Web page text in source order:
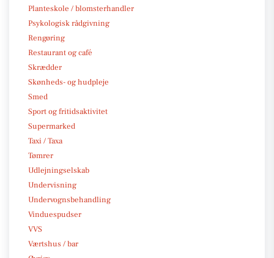
Planteskole / blomsterhandler
Psykologisk rådgivning
Rengøring
Restaurant og café
Skrædder
Skønheds- og hudpleje
Smed
Sport og fritidsaktivitet
Supermarked
Taxi / Taxa
Tømrer
Udlejningselskab
Undervisning
Undervognsbehandling
Vinduespudser
VVS
Værtshus / bar